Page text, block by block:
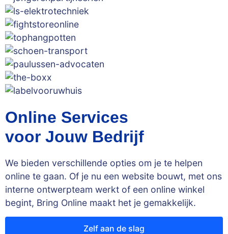
Online Services
voor Jouw Bedrijf
We bieden verschillende opties om je te helpen
online te gaan. Of je nu een website bouwt, met ons
interne ontwerpteam werkt of een online winkel
begint, Bring Online maakt het je gemakkelijk.
Zelf aan de slag